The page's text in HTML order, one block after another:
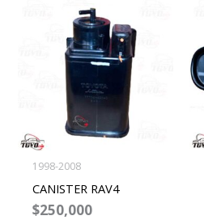
1998-2008
CANISTER RAV4
$250,000